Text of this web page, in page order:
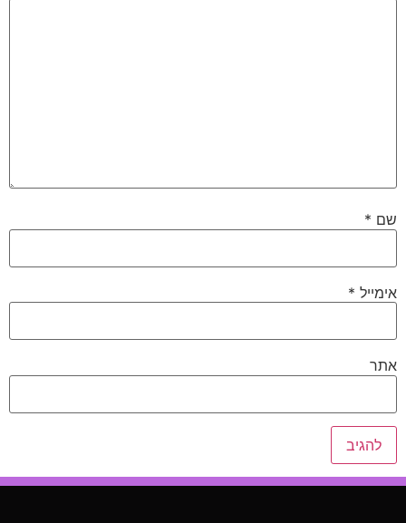
שם *
אימייל *
אתר